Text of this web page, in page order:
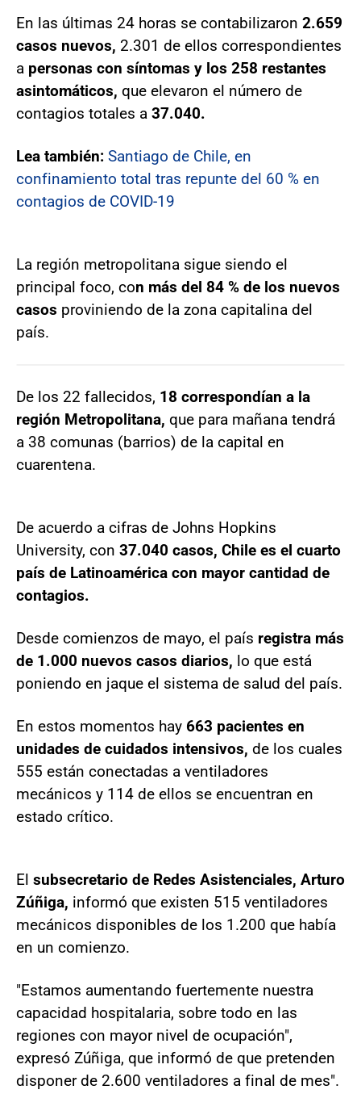
En las últimas 24 horas se contabilizaron 2.659
casos nuevos, 2.301 de ellos correspondientes
a personas con síntomas y los 258 restantes
asintomáticos, que elevaron el número de
contagios totales a 37.040.
Lea también: Santiago de Chile, en
confinamiento total tras repunte del 60 % en
contagios de COVID-19
La región metropolitana sigue siendo el
principal foco, con más del 84 % de los nuevos
casos proviniendo de la zona capitalina del
país.
De los 22 fallecidos, 18 correspondían a la
región Metropolitana, que para mañana tendrá
a 38 comunas (barrios) de la capital en
cuarentena.
De acuerdo a cifras de Johns Hopkins
University, con 37.040 casos, Chile es el cuarto
país de Latinoamérica con mayor cantidad de
contagios.
Desde comienzos de mayo, el país registra más
de 1.000 nuevos casos diarios, lo que está
poniendo en jaque el sistema de salud del país.
En estos momentos hay 663 pacientes en
unidades de cuidados intensivos, de los cuales
555 están conectadas a ventiladores
mecánicos y 114 de ellos se encuentran en
estado crítico.
El subsecretario de Redes Asistenciales, Arturo
Zúñiga, informó que existen 515 ventiladores
mecánicos disponibles de los 1.200 que había
en un comienzo.
"Estamos aumentando fuertemente nuestra
capacidad hospitalaria, sobre todo en las
regiones con mayor nivel de ocupación",
expresó Zúñiga, que informó de que pretenden
disponer de 2.600 ventiladores a final de mes".